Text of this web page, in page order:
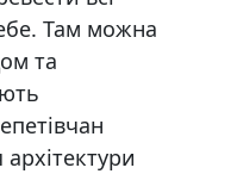
Там можна
та